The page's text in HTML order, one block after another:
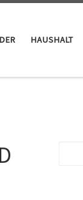
HAUSHALT